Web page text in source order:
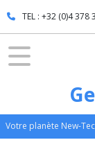
TEL : +32 (0)4 378
Votre planète New-